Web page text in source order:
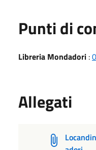
Punti di
Libreria Mondadori :
Allegati